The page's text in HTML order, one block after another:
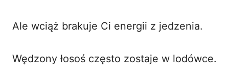
Ale wciąż brakuje Ci energii z jedzenia.
Wędzony łosoś często zostaje w lodówce.